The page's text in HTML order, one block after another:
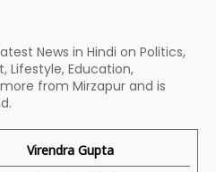
News in Hindi on Politics,
Lifestyle, Education,
from Mirzapur and is
Virendra Gupta